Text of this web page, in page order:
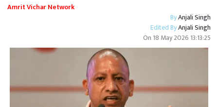
Amrit Vichar Network
ByAnjali Singh
Edited ByAnjali Singh
On 18 May 2026 13:13:25